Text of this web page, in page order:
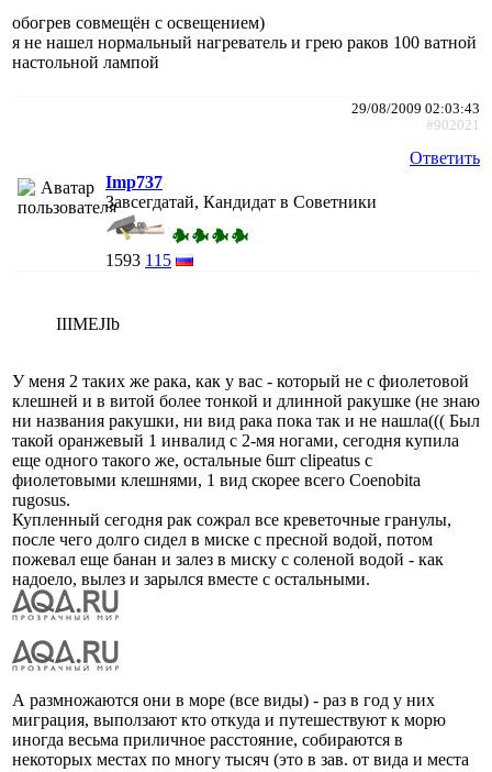
обогрев совмещён с освещением)
я не нашел нормальный нагреватель и грею раков 100 ватной
настольной лампой
29/08/2009 02:03:43
#902021
Ответить
Imp737
Завсегдатай, Кандидат в Советники
1593 115
IIIMEJIb
У меня 2 таких же рака, как у вас - который не с фиолетовой
клешней и в витой более тонкой и длинной ракушке (не знаю
ни названия ракушки, ни вид рака пока так и не нашла((( Был
такой оранжевый 1 инвалид с 2-мя ногами, сегодня купила
еще одного такого же, остальные 6шт clipeatus с
фиолетовыми клешнями, 1 вид скорее всего Coenobita
rugosus.
Купленный сегодня рак сожрал все креветочные гранулы,
после чего долго сидел в миске с пресной водой, потом
пожевал еще банан и залез в миску с соленой водой - как
надоело, вылез и зарылся вместе с остальными.
А размножаются они в море (все виды) - раз в год у них
миграция, выползают кто откуда и путешествуют к морю
иногда весьма приличное расстояние, собираются в
некоторых местах по многу тысяч (это в зав. от вида и места